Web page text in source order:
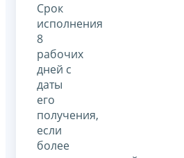
Срок
исполнения
8
рабочих
дней с
даты
его
получения,
если
более